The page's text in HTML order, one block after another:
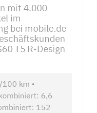
mit 4.000
im
bei mobile.de
T5 R-Design
km •
6,6
152